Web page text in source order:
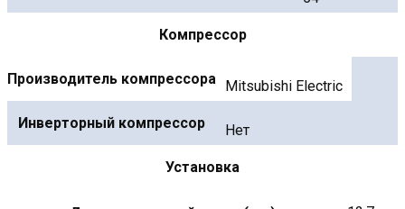
Компрессор
Производитель компрессора Mitsubishi Electric
Инверторный компрессор Нет
Установка